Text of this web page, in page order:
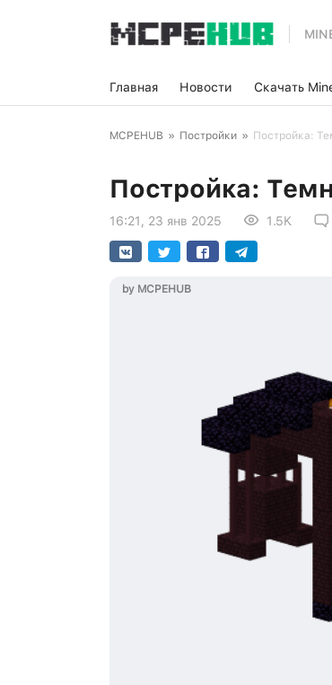
Главная Новости Скачать
MCPEHUB » Постройки » Постройка:
Постройка:
16:21, 23 янв 2025 1.5K
by MCPEHUB